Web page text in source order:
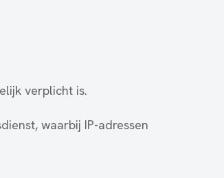
verplicht is.
waarbij IP-adressen